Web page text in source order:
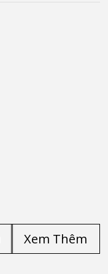
Xem Thêm